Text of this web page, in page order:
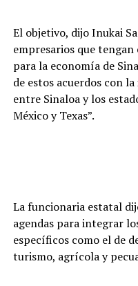
El objetivo, dijo Inukai
empresarios que
para la economía de
de estos acuerdos con
entre Sinaloa y los
México y Texas”.
La funcionaria estatal
agendas para integrar
específicos como el de
turismo, agrícola y